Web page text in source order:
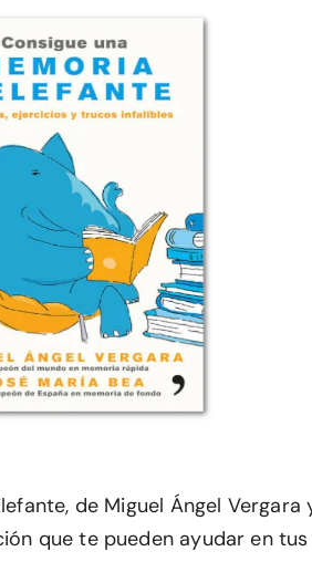
de Miguel Ángel Vergara
que te pueden ayudar en